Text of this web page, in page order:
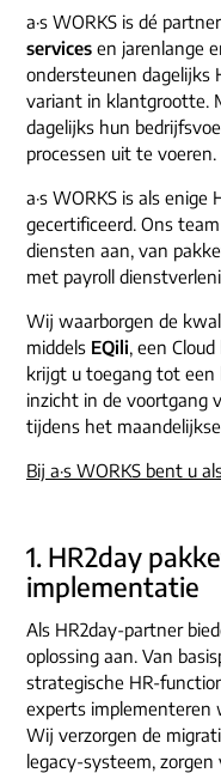
functioneel
vacatures
communicatie
referenties
outsourcing
detachering
consultancy
over ons
werken bij
onze experts
ons dna
contact
vestigingen
e-mail/telefoon
social media
a·s WORKS is dé
services en jarenlange
ondersteunen dagelijks
variant in klantgrootte.
dagelijks hun
processen uit te voeren.
a·s WORKS is als enige
gecertificeerd. Ons
diensten aan, van
met payroll
Wij waarborgen de
middels EQili, een
krijgt u toegang tot een
inzicht in de voortgang
tijdens het
Bij a·s WORKS bent u
1. HR2day
implementatie
Als HR2day-partner
oplossing aan. Van
strategische HR-
experts implementeren
Wij verzorgen de
legacy-systeem,